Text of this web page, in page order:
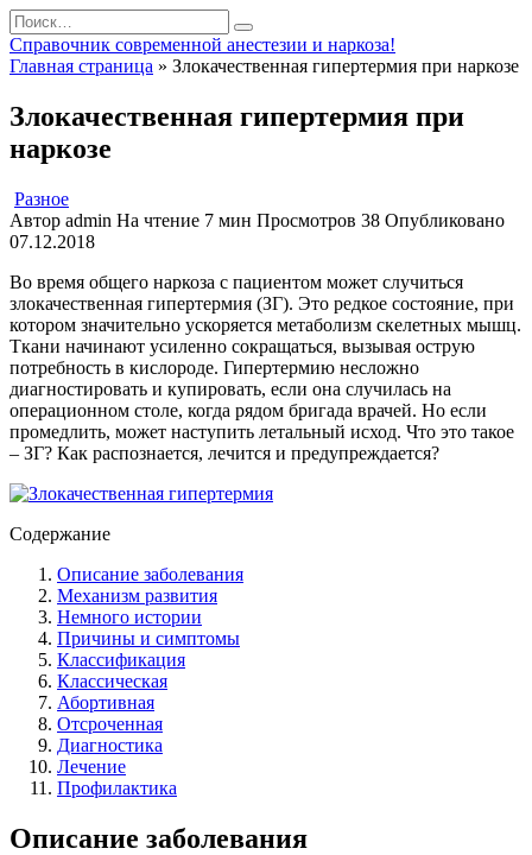
Перейти
к
содержанию
Search
for:
Справочник современной анестезии и наркоза!
Главная страница » Злокачественная гипертермия при наркозе
Злокачественная гипертермия при
наркозе
Разное
Автор admin На чтение 7 мин Просмотров 38 Опубликовано
07.12.2018
Во время общего наркоза с пациентом может случиться
злокачественная гипертермия (ЗГ). Это редкое состояние, при
котором значительно ускоряется метаболизм скелетных мышц.
Ткани начинают усиленно сокращаться, вызывая острую
потребность в кислороде. Гипертермию несложно
диагностировать и купировать, если она случилась на
операционном столе, когда рядом бригада врачей. Но если
промедлить, может наступить летальный исход. Что это такое
– ЗГ? Как распознается, лечится и предупреждается?
Содержание
Описание заболевания
Механизм развития
Немного истории
Причины и симптомы
Классификация
Классическая
Абортивная
Отсроченная
Диагностика
Лечение
Профилактика
Описание заболевания